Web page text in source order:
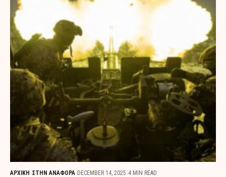
ΑΡΧΙΚΗ ΣΤΗΝ ΑΝΑΦΟΡΑ DECEMBER 14, 2025 4 MIN READ